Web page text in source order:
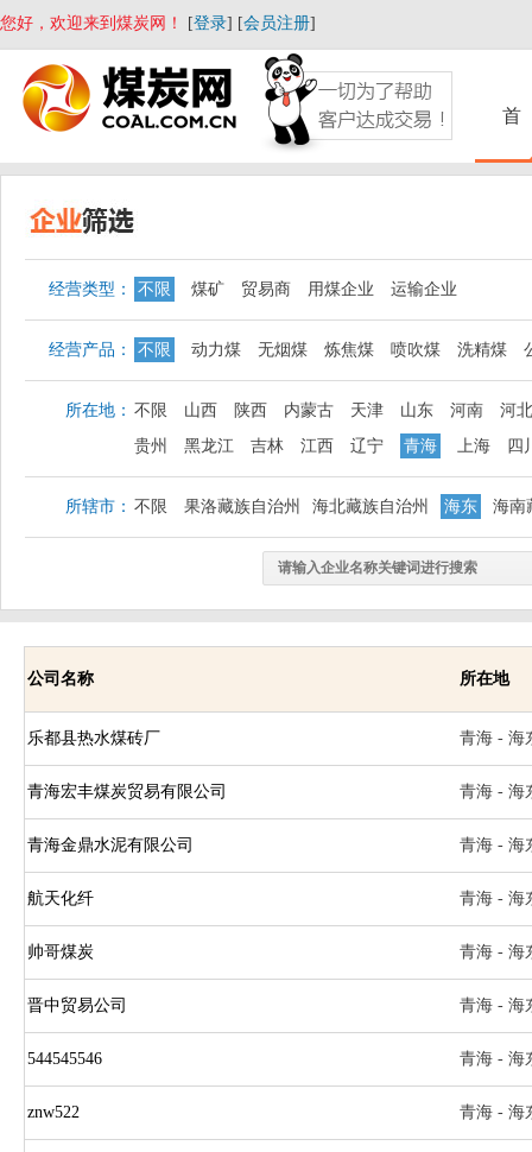
您好，欢迎来到煤炭网！ [登录] [会员注册]
经营类型： 不限 煤矿 贸易商 用煤企业 运输企业
经营产品： 不限 动力煤 无烟煤 炼焦煤 喷吹煤 洗精煤
所在地： 不限 山西 陕西 内蒙古 天津 山东 河南
河北
贵州
黑龙江 吉林 江西 辽宁 青海 上海 四
所辖市： 不限 果洛藏族自治州 海北藏族自治州 海东 海南
公司名称 所在地
乐都县热水煤砖厂 青海 - 海
青海宏丰煤炭贸易有限公司 青海 - 海
青海金鼎水泥有限公司 青海 - 海
航天化纤 青海 - 海
帅哥煤炭 青海 - 海
晋中贸易公司 青海 - 海
544545546 青海 - 海
znw522 青海 - 海